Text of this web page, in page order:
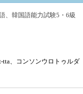
、 韓国語能力試験5・6級
tta、コンソンウロトゥルダ